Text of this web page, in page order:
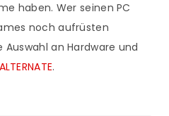
haben. Wer seinen PC
noch aufrüsten
an Hardware und
ALTERNATE.